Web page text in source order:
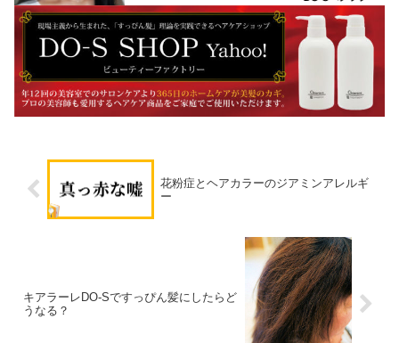
花粉症とヘアカラーのジアミンアレルギ
ー
キアラーレDO-Sですっぴん髪にしたらど
うなる？